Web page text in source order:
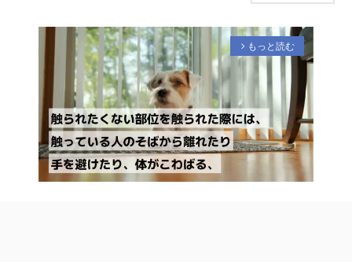
arrow_forward_ios もっと読む